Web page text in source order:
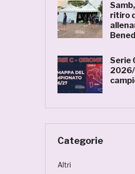
ritiro
Serie
2026/
Categorie
Altri